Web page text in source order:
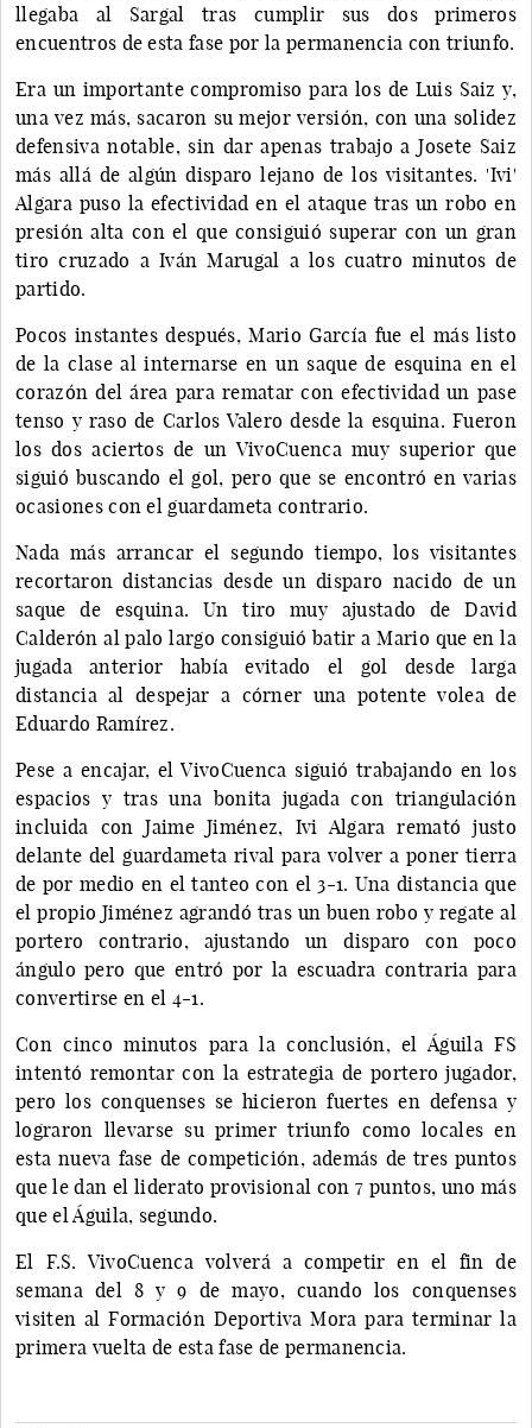
llegaba al Sargal tras cumplir sus dos primeros
encuentros de esta fase por la permanencia con triunfo.
Era un importante compromiso para los de Luis Saiz y,
una vez más, sacaron su mejor versión, con una solidez
defensiva notable, sin dar apenas trabajo a Josete Saiz
más allá de algún disparo lejano de los visitantes. 'Ivi'
Algara puso la efectividad en el ataque tras un robo en
presión alta con el que consiguió superar con un gran
tiro cruzado a Iván Marugal a los cuatro minutos de
partido.
Pocos instantes después, Mario García fue el más listo
de la clase al internarse en un saque de esquina en el
corazón del área para rematar con efectividad un pase
tenso y raso de Carlos Valero desde la esquina. Fueron
los dos aciertos de un VivoCuenca muy superior que
siguió buscando el gol, pero que se encontró en varias
ocasiones con el guardameta contrario.
Nada más arrancar el segundo tiempo, los visitantes
recortaron distancias desde un disparo nacido de un
saque de esquina. Un tiro muy ajustado de David
Calderón al palo largo consiguió batir a Mario que en la
jugada anterior había evitado el gol desde larga
distancia al despejar a córner una potente volea de
Eduardo Ramírez.
Pese a encajar, el VivoCuenca siguió trabajando en los
espacios y tras una bonita jugada con triangulación
incluida con Jaime Jiménez, Ivi Algara remató justo
delante del guardameta rival para volver a poner tierra
de por medio en el tanteo con el 3-1. Una distancia que
el propio Jiménez agrandó tras un buen robo y regate al
portero contrario, ajustando un disparo con poco
ángulo pero que entró por la escuadra contraria para
convertirse en el 4-1.
Con cinco minutos para la conclusión, el Águila FS
intentó remontar con la estrategia de portero jugador,
pero los conquenses se hicieron fuertes en defensa y
lograron llevarse su primer triunfo como locales en
esta nueva fase de competición, además de tres puntos
que le dan el liderato provisional con 7 puntos, uno más
que el Águila, segundo.
El F.S. VivoCuenca volverá a competir en el fin de
semana del 8 y 9 de mayo, cuando los conquenses
visiten al Formación Deportiva Mora para terminar la
primera vuelta de esta fase de permanencia.